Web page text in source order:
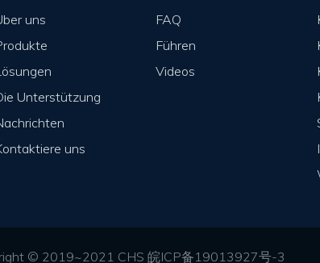
uns
Unterstützung
uns
FAQ
Führen
Videos
© 2019~2021 CHS 皖ICP备19013927号-3